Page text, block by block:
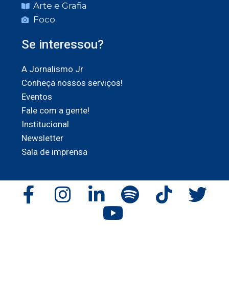
Arte e Grafia
Foco
Se interessou?
A Jornalismo Jr
Conheça nossos serviços!
Eventos
Fale com a gente!
Institucional
Newsletter
Sala de imprensa